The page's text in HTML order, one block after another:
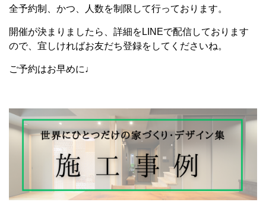
全予約制、かつ、人数を制限して行っております。
開催が決まりましたら、詳細をLINEで配信しております
ので、宜しければお友だち登録をしてくださいね。
ご予約はお早めに♩